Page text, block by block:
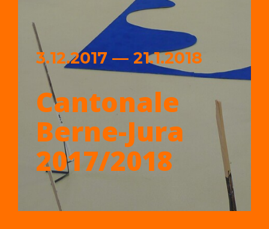
3.12.2017 — 21.1.2018
Cantonale
Berne-Jura
2017/2018